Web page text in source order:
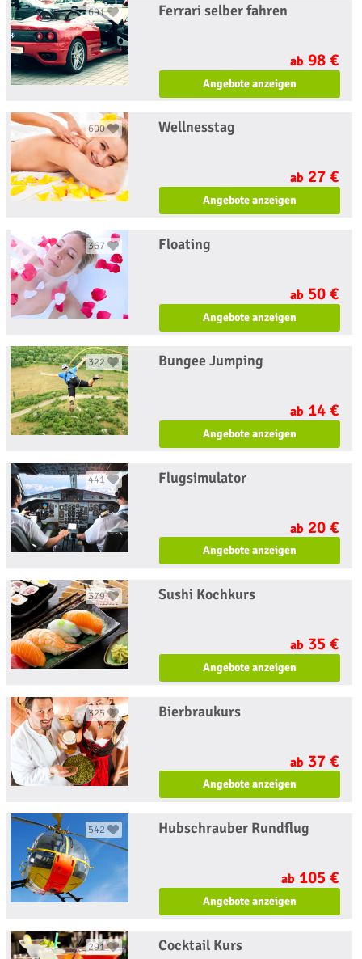
691 Ferrari selber fahren
ab 98 €
Angebote anzeigen
600 Wellnesstag
ab 27 €
Angebote anzeigen
367 Floating
ab 50 €
Angebote anzeigen
322 Bungee Jumping
ab 14 €
Angebote anzeigen
441 Flugsimulator
ab 20 €
Angebote anzeigen
379 Sushi Kochkurs
ab 35 €
Angebote anzeigen
325 Bierbraukurs
ab 37 €
Angebote anzeigen
542 Hubschrauber Rundflug
ab 105 €
Angebote anzeigen
291 Cocktail Kurs